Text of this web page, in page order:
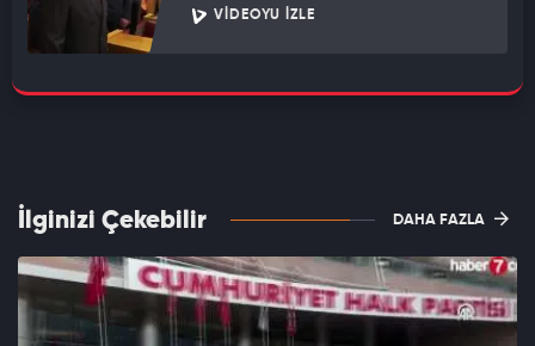
VIDEOYU İZLE
İlginizi Çekebilir DAHA FAZLA